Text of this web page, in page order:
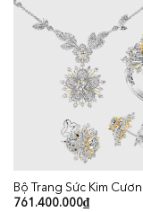
761.400.000₫